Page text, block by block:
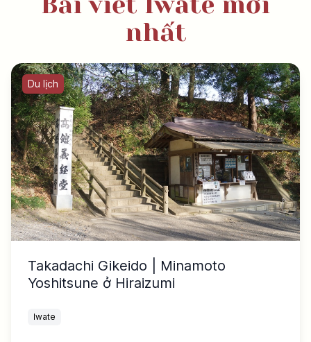
nhất
Du lịch
Takadachi Gikeido | Minamoto
Yoshitsune ở Hiraizumi
Iwate